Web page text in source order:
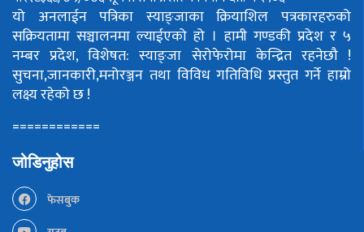
यो अनलाईन पत्रिका स्याङ्जाका क्रियाशिल पत्रकारहरुको
सक्रियतामा सञ्चालनमा ल्याईएको हो । हामी गण्डकी प्रदेश र ५
नम्बर प्रदेश, विशेषत: स्याङ्जा सेरोफेरोमा केन्द्रित रहनेछौ !
सुचना,जानकारी,मनोरञ्जन तथा विविध गतिविधि प्रस्तुत गर्ने हाम्रो
लक्ष्य रहेको छ !
============
जोडिनुहोस
फेसबुक